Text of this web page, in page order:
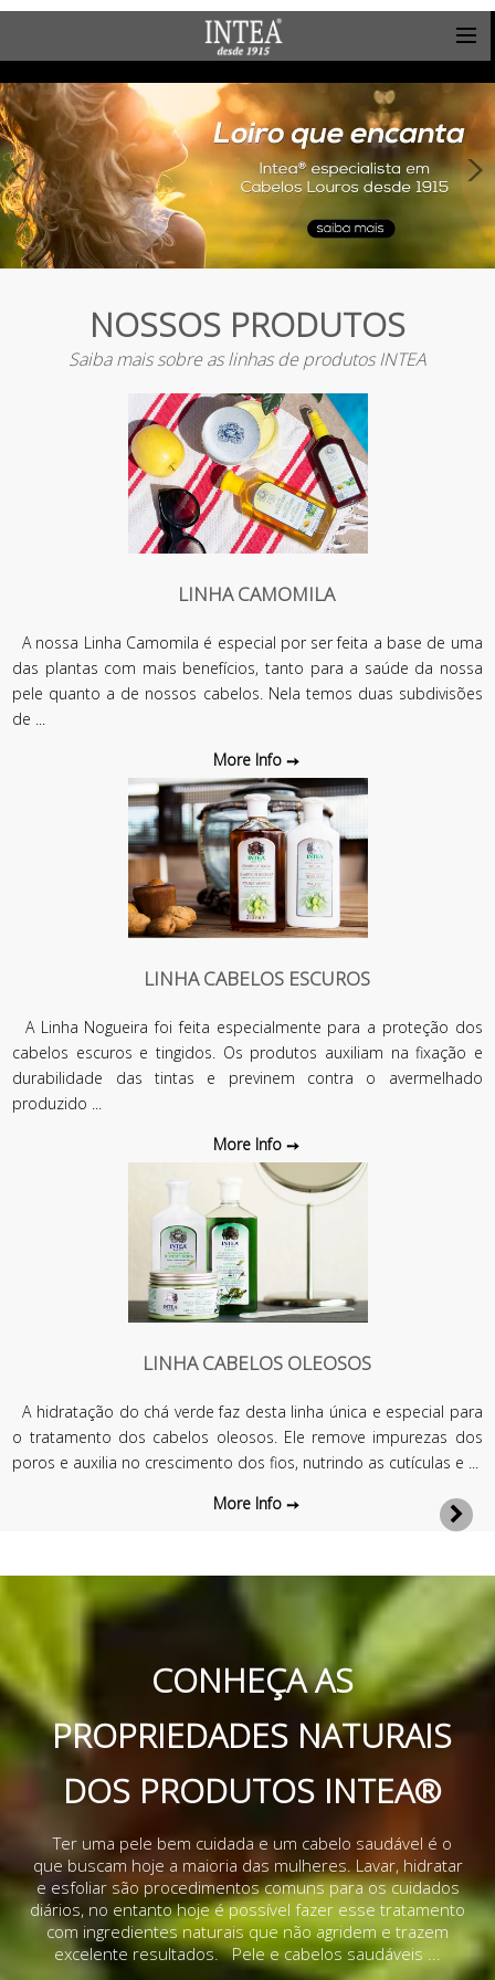
NOSSOS PRODUTOS
Saiba mais sobre as linhas de produtos INTEA
LINHA CAMOMILA
A nossa Linha Camomila é especial por ser feita a base de uma
das plantas com mais benefícios, tanto para a saúde da nossa
pele quanto a de nossos cabelos. Nela temos duas subdivisões
de ...
More Info
LINHA CABELOS ESCUROS
A Linha Nogueira foi feita especialmente para a proteção dos
cabelos escuros e tingidos. Os produtos auxiliam na fixação e
durabilidade das tintas e previnem contra o avermelhado
produzido ...
More Info
LINHA CABELOS OLEOSOS
A hidratação do chá verde faz desta linha única e especial para
o tratamento dos cabelos oleosos. Ele remove impurezas dos
poros e auxilia no crescimento dos fios, nutrindo as cutículas e ...
More Info
CONHEÇA AS
PROPRIEDADES NATURAIS
DOS PRODUTOS INTEA®
Ter uma pele bem cuidada e um cabelo saudável é o
que buscam hoje a maioria das mulheres. Lavar, hidratar
e esfoliar são procedimentos comuns para os cuidados
diários, no entanto hoje é possível fazer esse tratamento
com ingredientes naturais que não agridem e trazem
excelente resultados. Pele e cabelos saudáveis ...